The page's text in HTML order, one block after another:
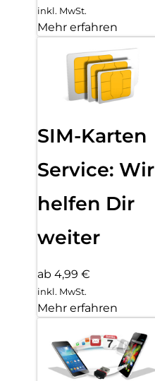
inkl. MwSt.
Mehr erfahren
SIM-Karten
Service: Wir
helfen Dir
weiter
ab 4,99 €
inkl. MwSt.
Mehr erfahren